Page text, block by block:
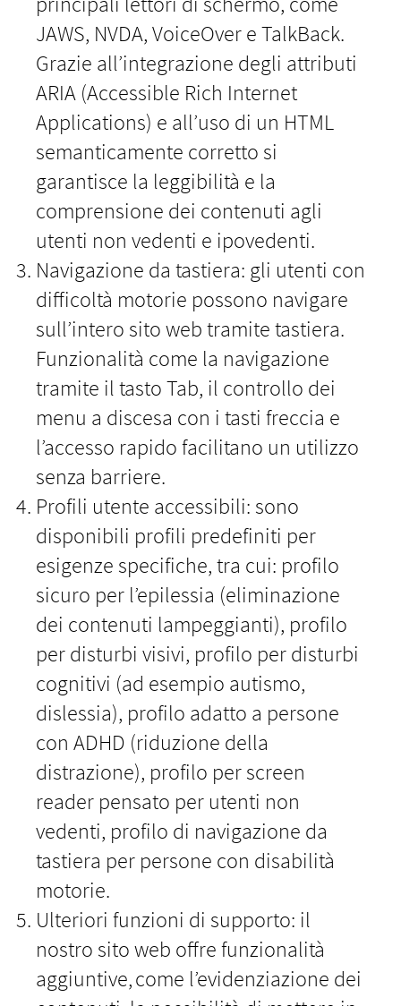
JAWS, NVDA, VoiceOver e TalkBack.
Grazie all’integrazione degli attributi
ARIA (Accessible Rich Internet
Applications) e all’uso di un HTML
semanticamente corretto si
garantisce la leggibilità e la
comprensione dei contenuti agli
utenti non vedenti e ipovedenti.
Navigazione da tastiera: gli utenti con
difficoltà motorie possono navigare
sull’intero sito web tramite tastiera.
Funzionalità come la navigazione
tramite il tasto Tab, il controllo dei
menu a discesa con i tasti freccia e
l’accesso rapido facilitano un utilizzo
senza barriere.
Profili utente accessibili: sono
disponibili profili predefiniti per
esigenze specifiche, tra cui: profilo
sicuro per l’epilessia (eliminazione
dei contenuti lampeggianti), profilo
per disturbi visivi, profilo per disturbi
cognitivi (ad esempio autismo,
dislessia), profilo adatto a persone
con ADHD (riduzione della
distrazione), profilo per screen
reader pensato per utenti non
vedenti, profilo di navigazione da
tastiera per persone con disabilità
motorie.
Ulteriori funzioni di supporto: il
nostro sito web offre funzionalità
aggiuntive, come l’evidenziazione dei